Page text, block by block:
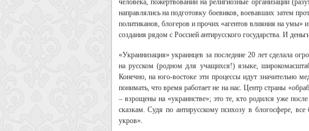
человека, пожертвований на религиозные организации
направлялись на подготовку боевиков, воевавших затем
политиканов, блогеров и прочих «агентов влияния на умы»
создания рядом с Россией антирусского государства. И
«Украинизация» украинцев за последние 20 лет сделала
на русском (родном для учащихся!) языке,
Конечно, на юго-востоке эти процессы идут значительно
понимать, что время работает не на нас. Центр страны
– взрощены на «украинстве»; это те, кто родился уже
сказкам. Судя по антирусскому психозу в блогосфере,
укров».